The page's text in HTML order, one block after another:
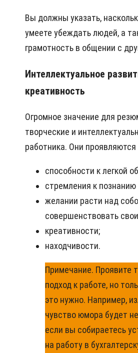
Вы должны указать,
умеете убеждать людей, а
грамотность в общении с
Интеллектуальное
креативность
Огромное значение для
творческие и
работника. Они проявляются
способности к легкой
стремления к познанию
желании расти над
совершенствовать
креативности;
находчивости.
Примечание. Проявите
подход к работе, но
это нужно. Например,
чувство юмора будет
если вы собираетесь
на работу в